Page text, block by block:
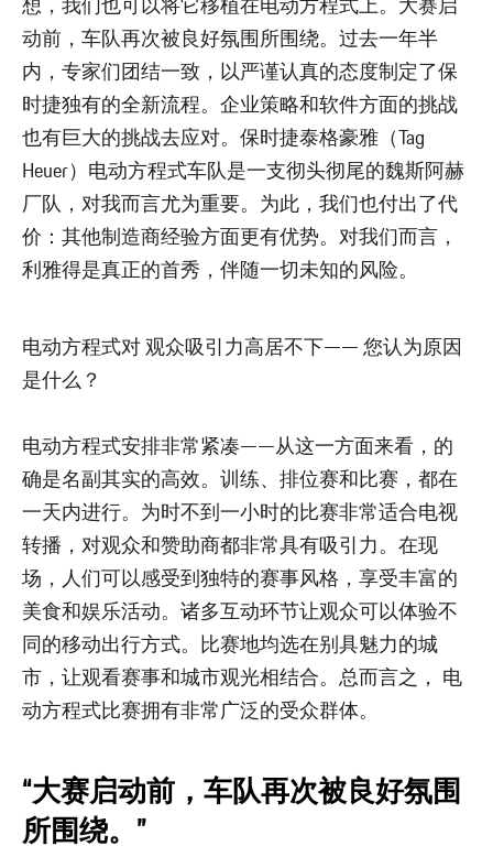
想，我们也可以将它移植在电动方程式上。大赛启
动前，车队再次被良好氛围所围绕。过去一年半
内，专家们团结一致，以严谨认真的态度制定了保
时捷独有的全新流程。企业策略和软件方面的挑战
也有巨大的挑战去应对。保时捷泰格豪雅（Tag
Heuer）电动方程式车队是一支彻头彻尾的魏斯阿赫
厂队，对我而言尤为重要。为此，我们也付出了代
价：其他制造商经验方面更有优势。对我们而言，
利雅得是真正的首秀，伴随一切未知的风险。
电动方程式对 观众吸引力高居不下—— 您认为原因
是什么？
电动方程式安排非常紧凑——从这一方面来看，的
确是名副其实的高效。训练、排位赛和比赛，都在
一天内进行。为时不到一小时的比赛非常适合电视
转播，对观众和赞助商都非常具有吸引力。在现
场，人们可以感受到独特的赛事风格，享受丰富的
美食和娱乐活动。诸多互动环节让观众可以体验不
同的移动出行方式。比赛地均选在别具魅力的城
市，让观看赛事和城市观光相结合。总而言之， 电
动方程式比赛拥有非常广泛的受众群体。
“大赛启动前，车队再次被良好氛围
所围绕。”